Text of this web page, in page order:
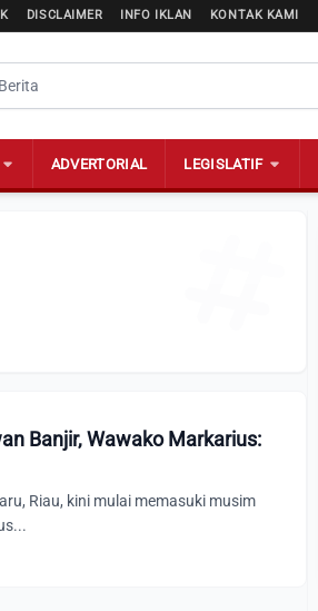
DISCLAIMER INFO IKLAN KONTAK KAMI
ADVERTORIAL LEGISLATIF
Banjir, Wawako Markarius:
Riau, kini mulai memasuki musim